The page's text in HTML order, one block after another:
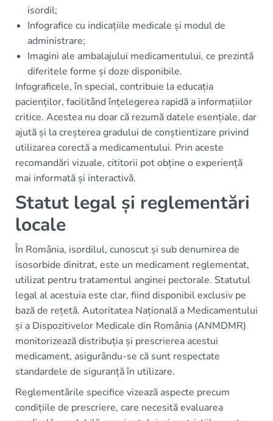
isordil;
Infografice cu indicațiile medicale și modul de
administrare;
Imagini ale ambalajului medicamentului, ce prezintă
diferitele forme și doze disponibile.
Infograficele, în special, contribuie la educația
pacienților, facilitând înțelegerea rapidă a informațiilor
critice. Acestea nu doar că rezumă datele esențiale, dar
ajută și la creșterea gradului de conștientizare privind
utilizarea corectă a medicamentului. Prin aceste
recomandări vizuale, cititorii pot obține o experiență
mai informată și interactivă.
Statut legal și reglementări
locale
În România, isordilul, cunoscut și sub denumirea de
isosorbide dinitrat, este un medicament reglementat,
utilizat pentru tratamentul anginei pectorale. Statutul
legal al acestuia este clar, fiind disponibil exclusiv pe
bază de rețetă. Autoritatea Națională a Medicamentului
și a Dispozitivelor Medicale din România (ANMDMR)
monitorizează distribuția și prescrierea acestui
medicament, asigurându-se că sunt respectate
standardele de siguranță în utilizare.
Reglementările specifice vizează aspecte precum
condițiile de prescriere, care necesită evaluarea